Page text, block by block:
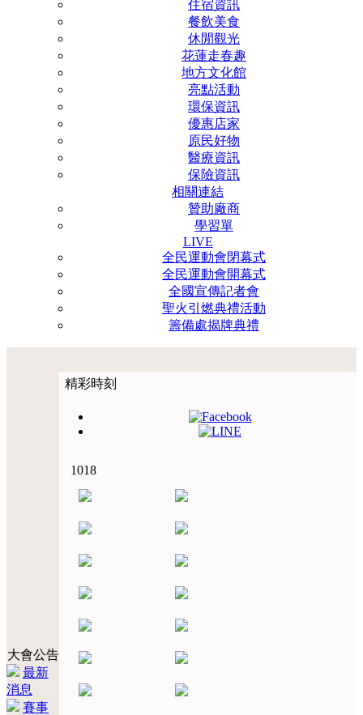
住宿資訊
餐飲美食
休閒觀光
花蓮走春趣
地方文化館
亮點活動
環保資訊
優惠店家
原民好物
醫療資訊
保險資訊
相關連結
贊助廠商
學習單
LIVE
全民運動會閉幕式
全民運動會開幕式
全國宣傳記者會
聖火引燃典禮活動
籌備處揭牌典禮
大會公告
最新
消息
賽事
精彩時刻
1018